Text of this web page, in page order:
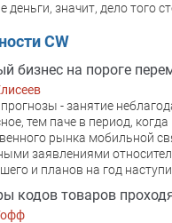
деньги, значит, дело того
CW
бизнес на пороге
- занятие
тем паче в период,
рынка мобильной
заявлениями
и планов на год
кодов товаров